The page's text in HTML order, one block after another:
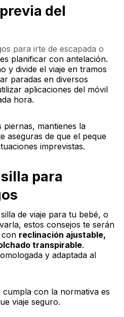
del
para irte de escapada o
planificar con antelación.
y divide el viaje en tramos
paradas en diversos
aplicaciones del móvil
hora.
piernas, mantienes la
aseguras de que el peque
imprevistas.
para
de viaje para tu bebé, o
estos consejos te serán
con reclinación ajustable,
transpirable.
y adaptada al
con la normativa es
viaje seguro.